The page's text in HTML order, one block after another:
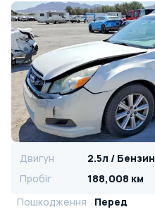
Двигун 2.5л / Бензин
Пробіг
188,008 км
Пошкодження
Перед